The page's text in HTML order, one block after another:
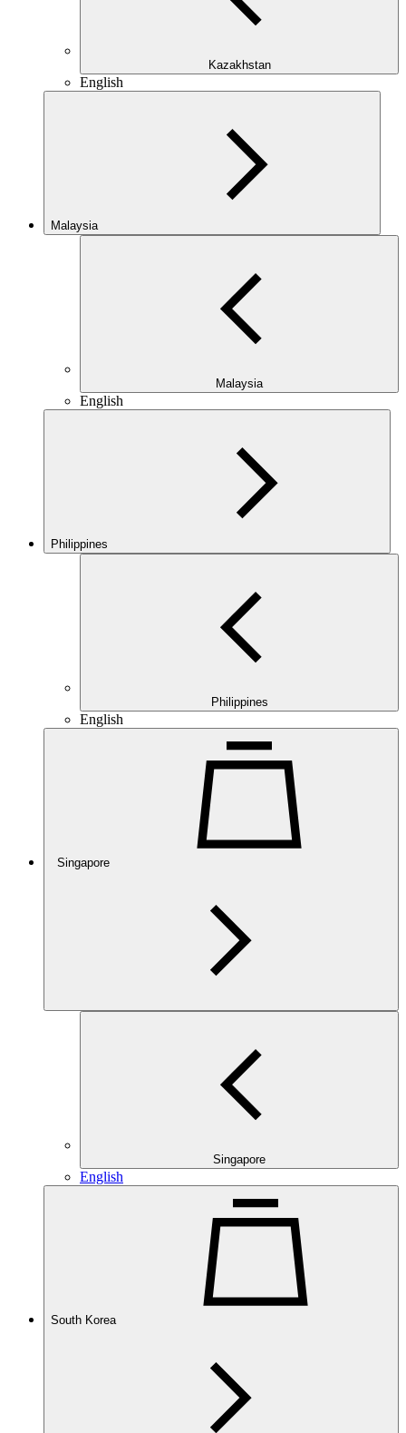
Kazakhstan
English
Malaysia
Malaysia
English
Philippines
Philippines
English
Singapore
Singapore
English
South Korea